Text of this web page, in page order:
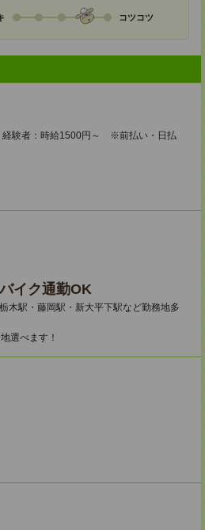
コツコツ
験者：時給1500円～ ※前払い・日払
イク通勤OK
木駅・藤岡駅・新大平下駅など勤務地多
選べます！